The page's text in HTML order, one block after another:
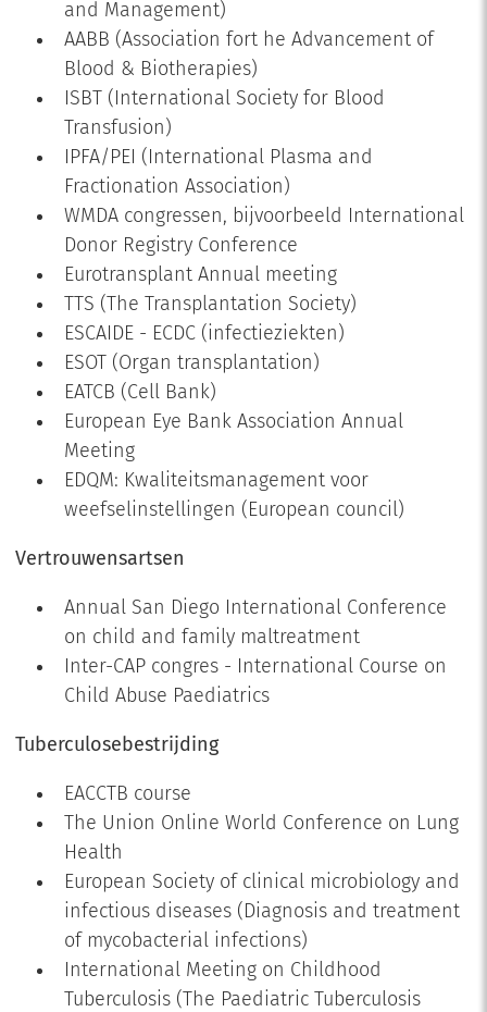
and Management)
AABB (Association fort he Advancement of
Blood & Biotherapies)
ISBT (International Society for Blood
Transfusion)
IPFA/PEI (International Plasma and
Fractionation Association)
WMDA congressen, bijvoorbeeld International
Donor Registry Conference
Eurotransplant Annual meeting
TTS (The Transplantation Society)
ESCAIDE - ECDC (infectieziekten)
ESOT (Organ transplantation)
EATCB (Cell Bank)
European Eye Bank Association Annual
Meeting
EDQM: Kwaliteitsmanagement voor
weefselinstellingen (European council)
Vertrouwensartsen
Annual San Diego International Conference
on child and family maltreatment
Inter-CAP congres - International Course on
Child Abuse Paediatrics
Tuberculosebestrijding
EACCTB course
The Union Online World Conference on Lung
Health
European Society of clinical microbiology and
infectious diseases (Diagnosis and treatment
of mycobacterial infections)
International Meeting on Childhood
Tuberculosis (The Paediatric Tuberculosis